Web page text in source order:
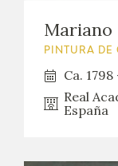
Mariano
PINTURA DE
Ca.
Real
España